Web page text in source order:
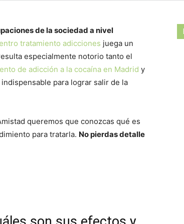
de la sociedad a nivel
tratamiento adicciones juega un
especialmente notorio tanto el
de adicción a la cocaína en Madrid y
para lograr salir de la
queremos que conozcas qué es
para tratarla. No pierdas detalle